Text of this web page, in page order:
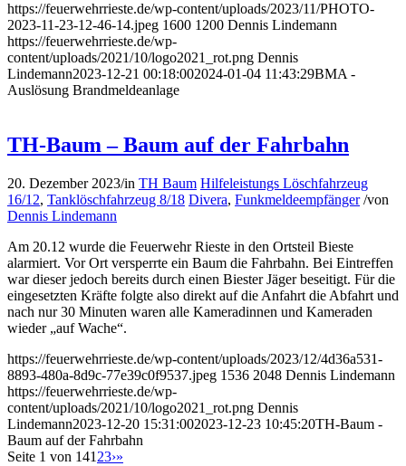
https://feuerwehrrieste.de/wp-content/uploads/2023/11/PHOTO-
2023-11-23-12-46-14.jpeg 1600 1200 Dennis Lindemann
https://feuerwehrrieste.de/wp-
content/uploads/2021/10/logo2021_rot.png Dennis
Lindemann2023-12-21 00:18:002024-01-04 11:43:29BMA -
Auslösung Brandmeldeanlage
TH-Baum – Baum auf der Fahrbahn
20. Dezember 2023/in TH Baum Hilfeleistungs Löschfahrzeug
16/12, Tanklöschfahrzeug 8/18 Divera, Funkmeldeempfänger /von
Dennis Lindemann
Am 20.12 wurde die Feuerwehr Rieste in den Ortsteil Bieste
alarmiert. Vor Ort versperrte ein Baum die Fahrbahn. Bei Eintreffen
war dieser jedoch bereits durch einen Biester Jäger beseitigt. Für die
eingesetzten Kräfte folgte also direkt auf die Anfahrt die Abfahrt und
nach nur 30 Minuten waren alle Kameradinnen und Kameraden
wieder „auf Wache“.
https://feuerwehrrieste.de/wp-content/uploads/2023/12/4d36a531-
8893-480a-8d9c-77e39c0f9537.jpeg 1536 2048 Dennis Lindemann
https://feuerwehrrieste.de/wp-
content/uploads/2021/10/logo2021_rot.png Dennis
Lindemann2023-12-20 15:31:002023-12-23 10:45:20TH-Baum -
Baum auf der Fahrbahn
Seite 1 von 141 23›»